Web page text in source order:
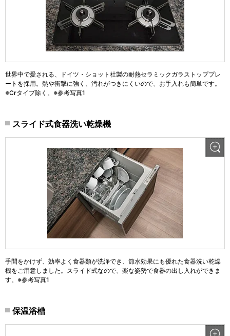
世界中で愛される、ドイツ・ショット社製の耐熱セラミックガラストッププレ
ートを採用。熱や衝撃に強く、汚れがつきにくいので、お手入れも簡単です。
※Crタイプ除く。※参考写真1
スライド式食器洗い乾燥機
手間をかけず、効率よく食器類が洗浄でき、節水効果にも優れた食器洗い乾燥
機をご用意しました。スライド式なので、楽な姿勢で食器の出し入れができま
す。※参考写真1
保温浴槽